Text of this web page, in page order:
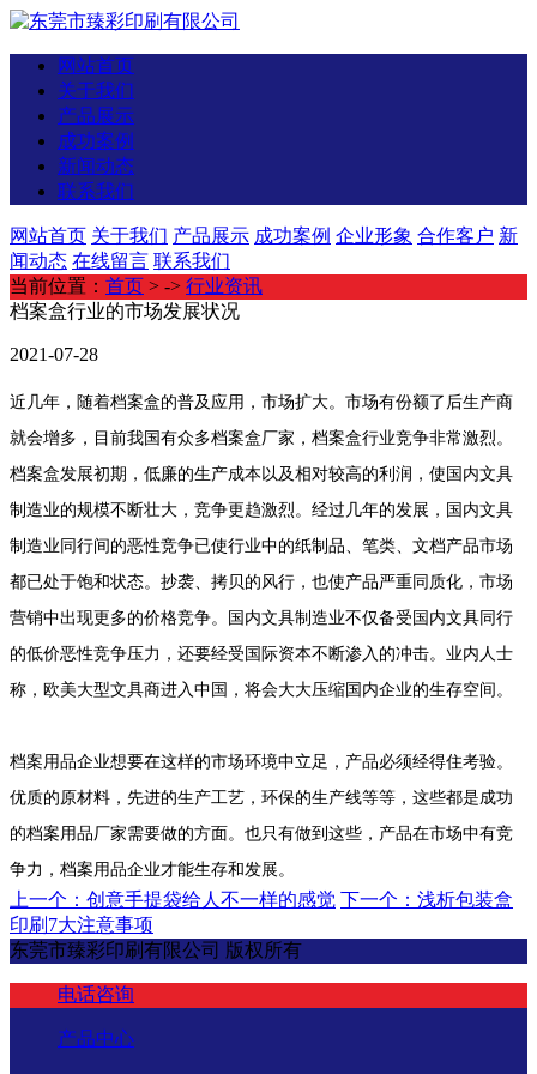
网站首页
关于我们
产品展示
成功案例
新闻动态
联系我们
网站首页 关于我们 产品展示 成功案例 企业形象 合作客户 新
闻动态 在线留言 联系我们
当前位置： 首页 > -> 行业资讯
档案盒行业的市场发展状况
2021-07-28
近几年，随着档案盒的普及应用，市场扩大。市场有份额了后生产商
就会增多，目前我国有众多档案盒厂家，档案盒行业竞争非常激烈。
档案盒发展初期，低廉的生产成本以及相对较高的利润，使国内文具
制造业的规模不断壮大，竞争更趋激烈。经过几年的发展，国内文具
制造业同行间的恶性竞争已使行业中的纸制品、笔类、文档产品市场
都已处于饱和状态。抄袭、拷贝的风行，也使产品严重同质化，市场
营销中出现更多的价格竞争。国内文具制造业不仅备受国内文具同行
的低价恶性竞争压力，还要经受国际资本不断渗入的冲击。业内人士
称，欧美大型文具商进入中国，将会大大压缩国内企业的生存空间。
档案用品企业想要在这样的市场环境中立足，产品必须经得住考验。
优质的原材料，先进的生产工艺，环保的生产线等等，这些都是成功
的档案用品厂家需要做的方面。也只有做到这些，产品在市场中有竞
争力，档案用品企业才能生存和发展。
上一个：创意手提袋给人不一样的感觉 下一个：浅析包装盒
印刷7大注意事项
东莞市臻彩印刷有限公司 版权所有
电话咨询
产品中心